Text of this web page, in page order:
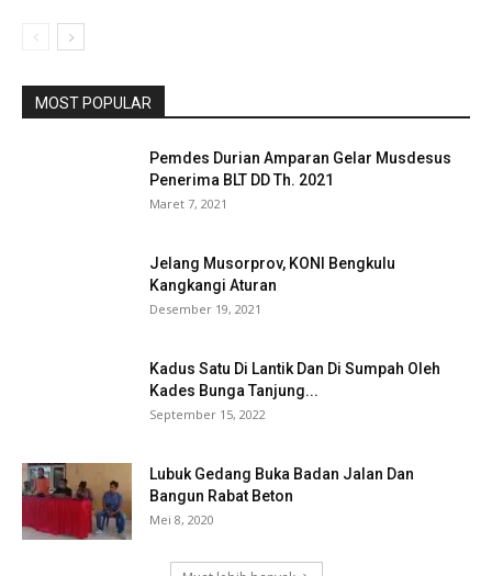
MOST POPULAR
Pemdes Durian Amparan Gelar Musdesus
Penerima BLT DD Th. 2021
Maret 7, 2021
Jelang Musorprov, KONI Bengkulu
Kangkangi Aturan
Desember 19, 2021
Kadus Satu Di Lantik Dan Di Sumpah Oleh
Kades Bunga Tanjung...
September 15, 2022
Lubuk Gedang Buka Badan Jalan Dan
Bangun Rabat Beton
Mei 8, 2020